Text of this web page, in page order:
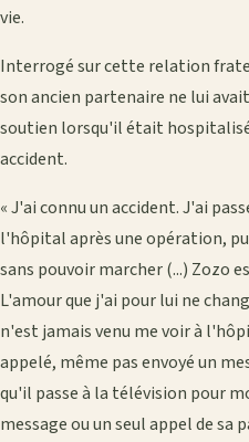
vie.
Interrogé sur cette relation
son ancien partenaire ne lui
soutien lorsqu'il était
accident.
« J'ai connu un accident. J'ai
l'hôpital après une opération,
sans pouvoir marcher (...) Zozo
L'amour que j'ai pour lui ne
n'est jamais venu me voir à
appelé, même pas envoyé un
qu'il passe à la télévision pour
message ou un seul appel de sa